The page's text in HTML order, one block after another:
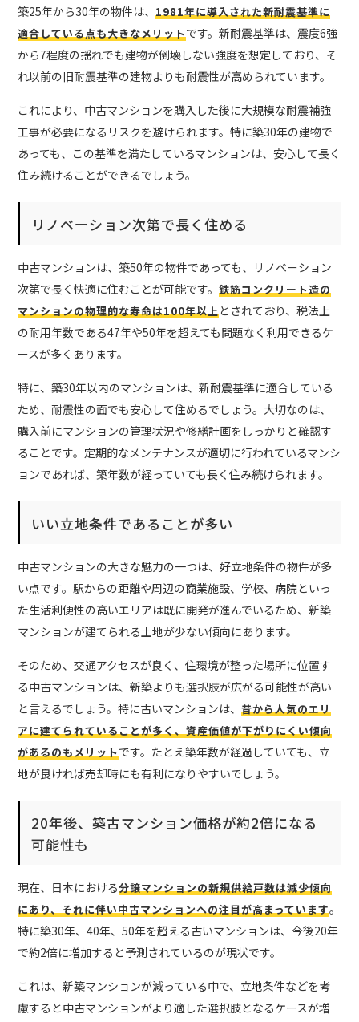
築25年から30年の物件は、1981年に導入された新耐震基準に
適合している点も大きなメリットです。新耐震基準は、震度6強
から7程度の揺れでも建物が倒壊しない強度を想定しており、そ
れ以前の旧耐震基準の建物よりも耐震性が高められています。
これにより、中古マンションを購入した後に大規模な耐震補強
工事が必要になるリスクを避けられます。特に築30年の建物で
あっても、この基準を満たしているマンションは、安心して長く
住み続けることができるでしょう。
リノベーション次第で長く住める
中古マンションは、築50年の物件であっても、リノベーション
次第で長く快適に住むことが可能です。鉄筋コンクリート造の
マンションの物理的な寿命は100年以上とされており、税法上
の耐用年数である47年や50年を超えても問題なく利用できるケ
ースが多くあります。
特に、築30年以内のマンションは、新耐震基準に適合している
ため、耐震性の面でも安心して住めるでしょう。大切なのは、
購入前にマンションの管理状況や修繕計画をしっかりと確認す
ることです。定期的なメンテナンスが適切に行われているマンシ
ョンであれば、築年数が経っていても長く住み続けられます。
いい立地条件であることが多い
中古マンションの大きな魅力の一つは、好立地条件の物件が多
い点です。駅からの距離や周辺の商業施設、学校、病院といっ
た生活利便性の高いエリアは既に開発が進んでいるため、新築
マンションが建てられる土地が少ない傾向にあります。
そのため、交通アクセスが良く、住環境が整った場所に位置す
る中古マンションは、新築よりも選択肢が広がる可能性が高い
と言えるでしょう。特に古いマンションは、昔から人気のエリ
アに建てられていることが多く、資産価値が下がりにくい傾向
があるのもメリットです。たとえ築年数が経過していても、立
地が良ければ売却時にも有利になりやすいでしょう。
20年後、築古マンション価格が約2倍になる
可能性も
現在、日本における分譲マンションの新規供給戸数は減少傾向
にあり、それに伴い中古マンションへの注目が高まっています。
特に築30年、40年、50年を超える古いマンションは、今後20年
で約2倍に増加すると予測されているのが現状です。
これは、新築マンションが減っている中で、立地条件などを考
慮すると中古マンションがより適した選択肢となるケースが増